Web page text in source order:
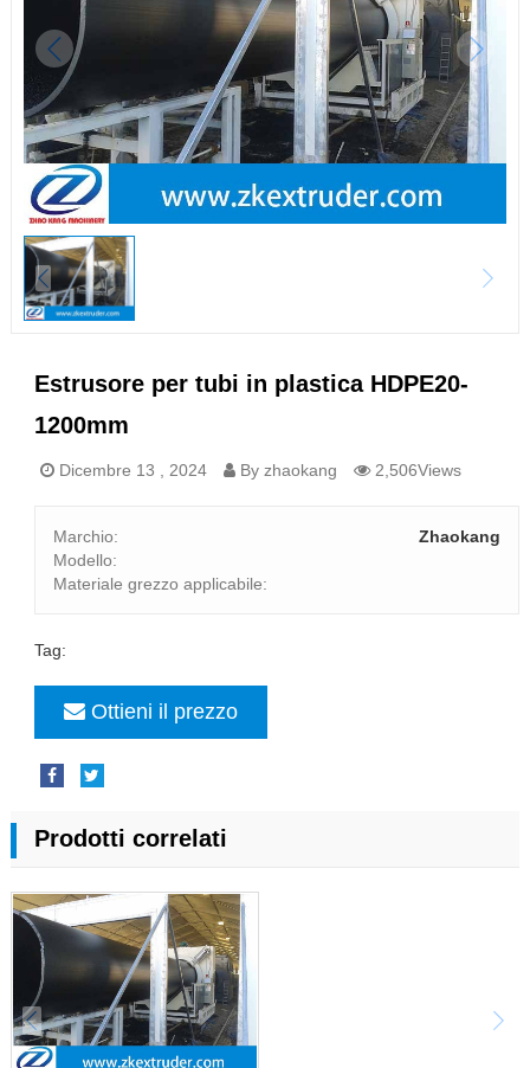
Estrusore per tubi in plastica HDPE20-
1200mm
Dicembre 13 , 2024 By zhaokang 2,506Views
Marchio:
Zhaokang
Modello:
Materiale grezzo applicabile:
Tag:
Ottieni il prezzo
Prodotti correlati